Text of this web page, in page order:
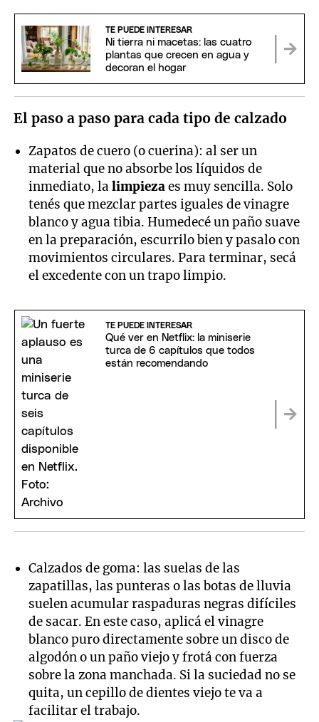
TE PUEDE INTERESAR
Ni tierra ni macetas: las cuatro
plantas que crecen en agua y
decoran el hogar
El paso a paso para cada tipo de calzado
Zapatos de cuero (o cuerina): al ser un
material que no absorbe los líquidos de
inmediato, lalimpiezaes muy sencilla. Solo
tenés que mezclar partes iguales de vinagre
blanco y agua tibia. Humedecé un paño suave
en la preparación, escurrilo bien y pasalo con
movimientos circulares. Para terminar, secá
el excedente con un trapo limpio.
TE PUEDE INTERESAR
Qué ver en Netflix: la miniserie
turca de 6 capítulos que todos
están recomendando
Calzados de goma: las suelas de las
zapatillas, las punteras o las botas de lluvia
suelen acumular raspaduras negras difíciles
de sacar. En este caso, aplicá el vinagre
blanco puro directamente sobre un disco de
algodón o un paño viejo y frotá con fuerza
sobre la zona manchada. Si la suciedad no se
quita, un cepillo de dientes viejo te va a
facilitar el trabajo.